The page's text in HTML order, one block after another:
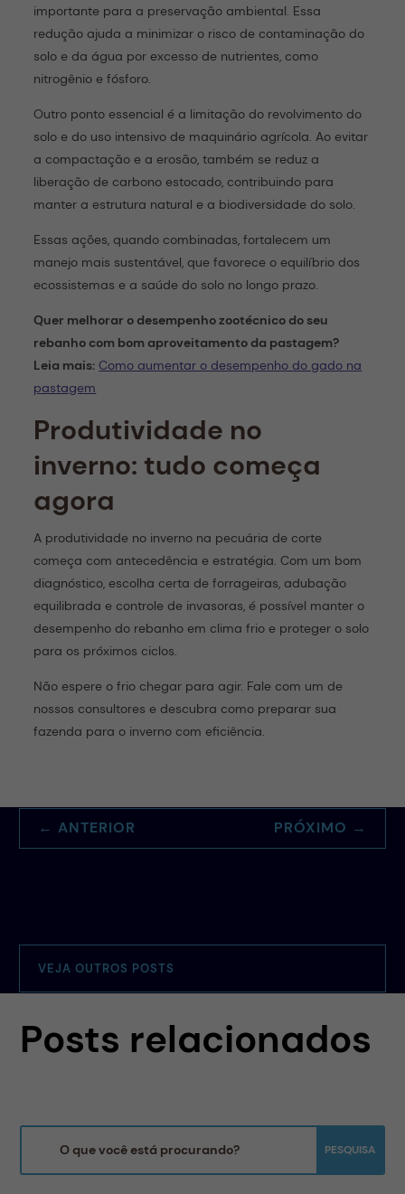
importante para a preservação ambiental. Essa
redução ajuda a minimizar o risco de contaminação do
solo e da água por excesso de nutrientes, como
nitrogênio e fósforo.
Outro ponto essencial é a limitação do revolvimento do
solo e do uso intensivo de maquinário agrícola. Ao evitar
a compactação e a erosão, também se reduz a
liberação de carbono estocado, contribuindo para
manter a estrutura natural e a biodiversidade do solo.
Essas ações, quando combinadas, fortalecem um
manejo mais sustentável, que favorece o equilíbrio dos
ecossistemas e a saúde do solo no longo prazo.
Quer melhorar o desempenho zootécnico do seu
rebanho com bom aproveitamento da pastagem?
Leia mais: Como aumentar o desempenho do gado na
pastagem
Produtividade no
inverno: tudo começa
agora
A produtividade no inverno na pecuária de corte
começa com antecedência e estratégia. Com um bom
diagnóstico, escolha certa de forrageiras, adubação
equilibrada e controle de invasoras, é possível manter o
desempenho do rebanho em clima frio e proteger o solo
para os próximos ciclos.
Não espere o frio chegar para agir. Fale com um de
nossos consultores e descubra como preparar sua
fazenda para o inverno com eficiência.
←ANTERIOR PRÓXIMO →
VEJA OUTROS POSTS
Posts relacionados